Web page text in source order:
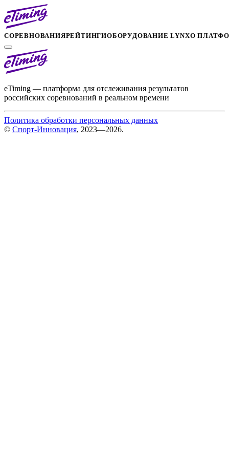
СОРЕВНОВАНИЯРЕЙТИНГИОБОРУДОВАНИЕ LYNXО
eTiming — платформа для отслеживания результатов
российских соревнований в реальном времени
Политика обработки персональных данных
© Спорт-Инновация, 2023—2026.